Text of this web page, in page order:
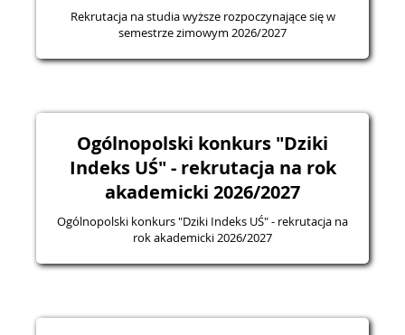
Rekrutacja na studia wyższe rozpoczynające się w
semestrze zimowym 2026/2027
Ogólnopolski konkurs "Dziki
Indeks UŚ" - rekrutacja na rok
akademicki 2026/2027
Ogólnopolski konkurs "Dziki Indeks UŚ" - rekrutacja na
rok akademicki 2026/2027